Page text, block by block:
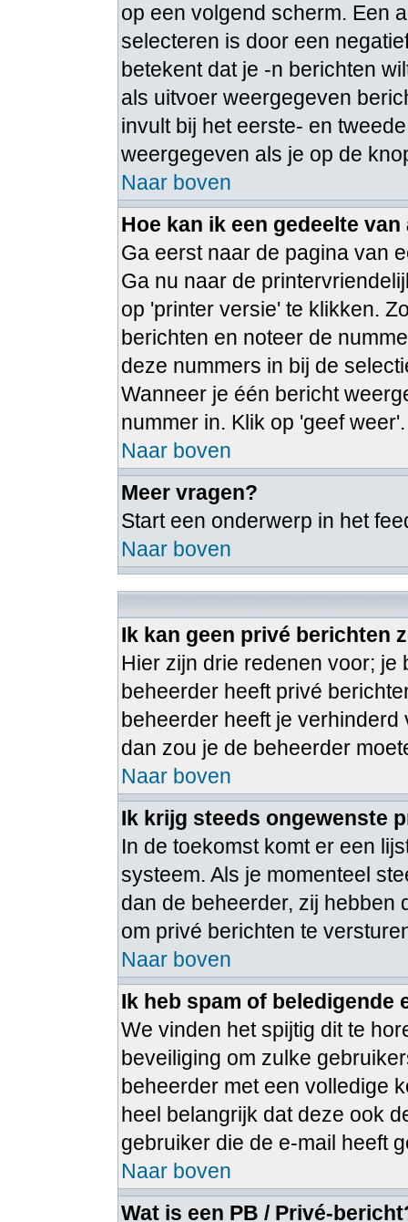
op een volgend scherm. Een
selecteren is door een
betekent dat je -n berichten
als uitvoer weergegeven
invult bij het eerste- en
weergegeven als je op de
Naar boven
Hoe kan ik een gedeelte
Ga eerst naar de pagina van
Ga nu naar de
op 'printer versie' te klikken.
berichten en noteer de
deze nummers in bij de
Wanneer je één bericht
nummer in. Klik op 'geef weer'.
Naar boven
Meer vragen?
Start een onderwerp in het
Naar boven
Ik kan geen privé berichten
Hier zijn drie redenen voor; je
beheerder heeft privé
beheerder heeft je
dan zou je de beheerder
Naar boven
Ik krijg steeds ongewenste
In de toekomst komt er een
systeem. Als je momenteel
dan de beheerder, zij hebben
om privé berichten te
Naar boven
Ik heb spam of beledigende
We vinden het spijtig dit te
beveiliging om zulke
beheerder met een volledige
heel belangrijk dat deze ook
gebruiker die de e-mail heeft
Naar boven
Wat is een PB / Privé-